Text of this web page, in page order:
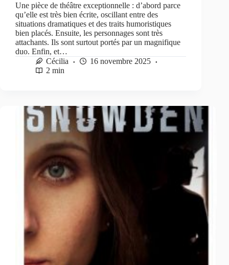
Une pièce de théâtre exceptionnelle : d’abord parce
qu’elle est très bien écrite, oscillant entre des
situations dramatiques et des traits humoristiques
bien placés. Ensuite, les personnages sont très
attachants. Ils sont surtout portés par un magnifique
duo. Enfin, et…
Cécilia
16 novembre 2025
2 min